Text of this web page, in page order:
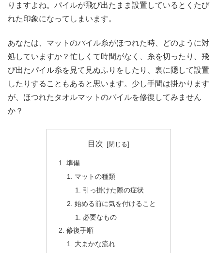
りますよね。パイルが飛び出たまま設置しているとくたび
れた印象になってしまいます。
あなたは、マットのパイル糸がほつれた時、どのように対
処していますか？忙しくて時間がなく、糸を切ったり、飛
び出たパイル糸を見て見ぬふりをしたり、裏に隠して設置
したりすることもあると思います。少し手間は掛かります
が、ほつれたタオルマットのパイルを修復してみません
か？
目次
準備
マットの種類
引っ掛けた際の症状
始める前に気を付けること
必要なもの
修復手順
大まかな流れ